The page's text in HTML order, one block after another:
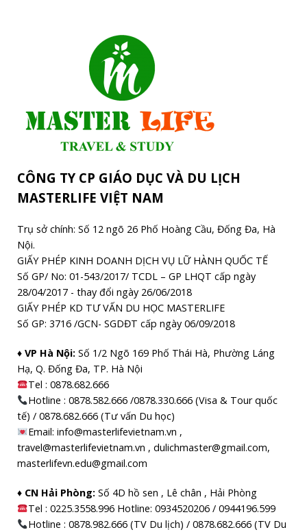
CÔNG TY CP GIÁO DỤC VÀ DU LỊCH
MASTERLIFE VIỆT NAM
Trụ sở chính: Số 12 ngõ 26 Phố Hoàng Cầu, Đống Đa, Hà
Nội.
GIẤY PHÉP KINH DOANH DỊCH VỤ LỮ HÀNH QUỐC TẾ
Số GP/ No: 01-543/2017/ TCDL – GP LHQT cấp ngày
28/04/2017 - thay đổi ngày 26/06/2018
GIẤY PHÉP KD TƯ VẤN DU HỌC MASTERLIFE
Số GP: 3716 /GCN- SGDĐT cấp ngày 06/09/2018
♦ VP Hà Nội: Số 1/2 Ngõ 169 Phố Thái Hà, Phường Láng
Hạ, Q. Đống Đa, TP. Hà Nội
Tel :0878.682.666
Hotline : 0878.582.666 /0878.330.666 (Visa & Tour quốc
tế) / 0878.682.666 (Tư vấn Du học)
Email: info@masterlifevietnam.vn ,
travel@masterlifevietnam.vn , dulichmaster@gmail.com,
masterlifevn.edu@gmail.com
♦ CN Hải Phòng: Số 4D hồ sen , Lê chân , Hải Phòng
Tel : 0225.3558.996 Hotline: 0934520206 / 0944196.599
Hotline : 0878.982.666 (TV Du lịch) / 0878.682.666 (TV Du